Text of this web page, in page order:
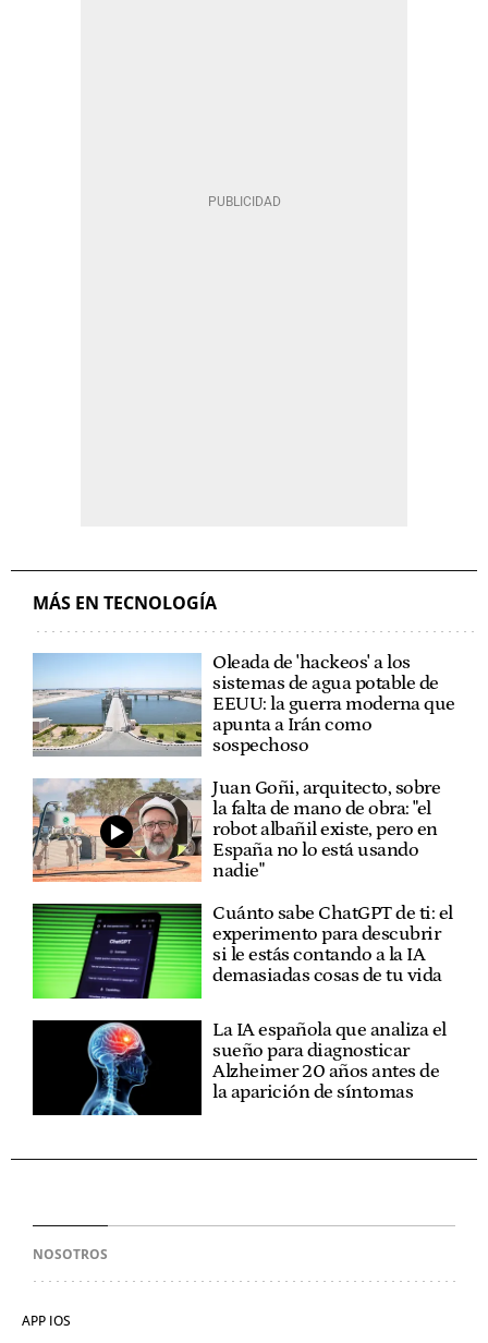
MÁS EN TECNOLOGÍA
Oleada de 'hackeos' a los
sistemas de agua potable de
EEUU: la guerra moderna que
apunta a Irán como
sospechoso
Juan Goñi, arquitecto, sobre
la falta de mano de obra: "el
robot albañil existe, pero en
España no lo está usando
nadie"
Cuánto sabe ChatGPT de ti: el
experimento para descubrir
si le estás contando a la IA
demasiadas cosas de tu vida
La IA española que analiza el
sueño para diagnosticar
Alzheimer 20 años antes de
la aparición de síntomas
NOSOTROS
APP IOS